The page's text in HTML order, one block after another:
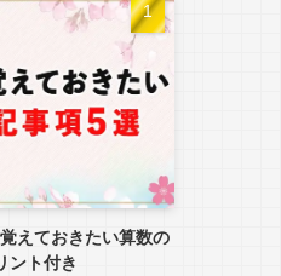
えておきたい算数の
ント付き